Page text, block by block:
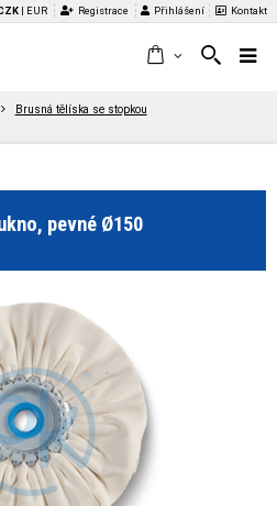
EUR Registrace Přihlášení Kontakt
Brusná tělíska se stopkou
pevné Ø150